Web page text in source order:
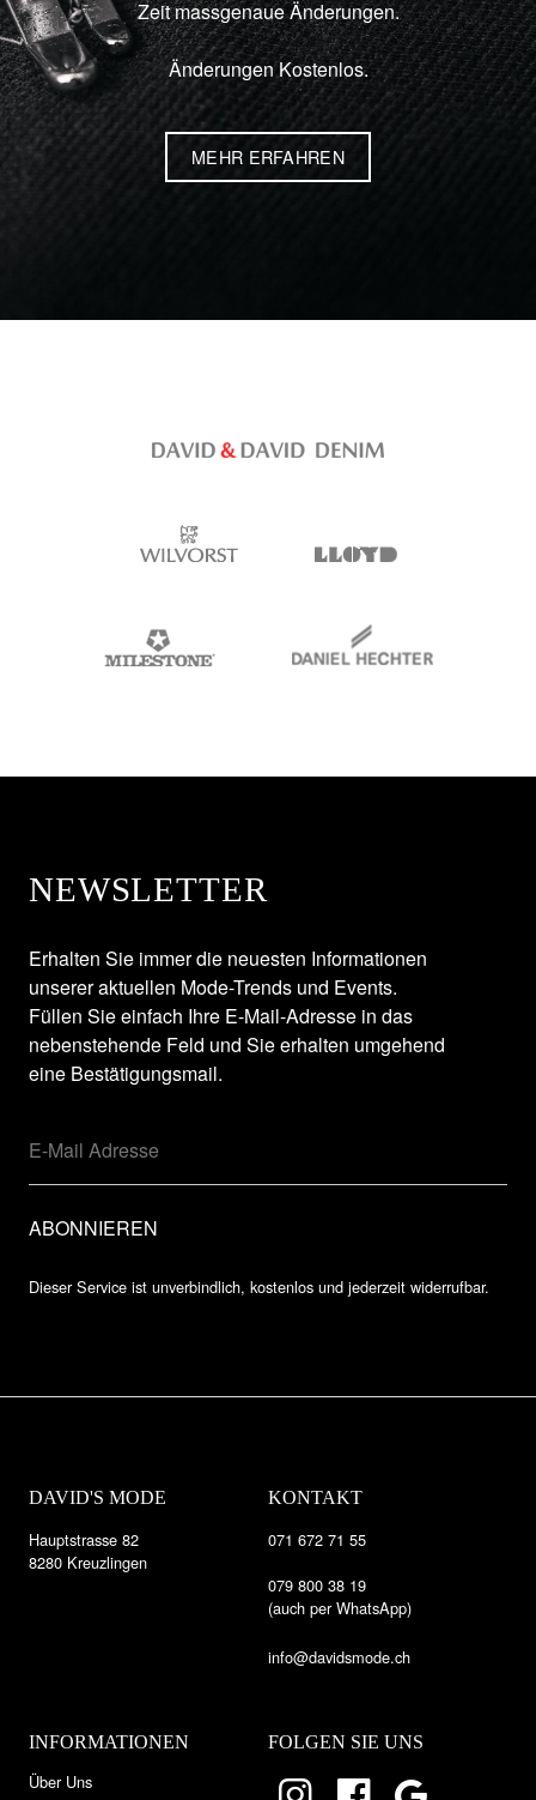
Zeit massgenaue Änderungen.
Änderungen Kostenlos.
MEHR ERFAHREN
NEWSLETTER
Erhalten Sie immer die neuesten Informationen
unserer aktuellen Mode-Trends und Events.
Füllen Sie einfach Ihre E-Mail-Adresse in das
nebenstehende Feld und Sie erhalten umgehend
eine Bestätigungsmail.
Dieser Service ist unverbindlich, kostenlos und jederzeit widerrufbar.
DAVID'S MODE
Hauptstrasse 82
8280 Kreuzlingen
KONTAKT
071 672 71 55
079 800 38 19
(auch per WhatsApp)
info@davidsmode.ch
INFORMATIONEN
Über Uns
FOLGEN SIE UNS